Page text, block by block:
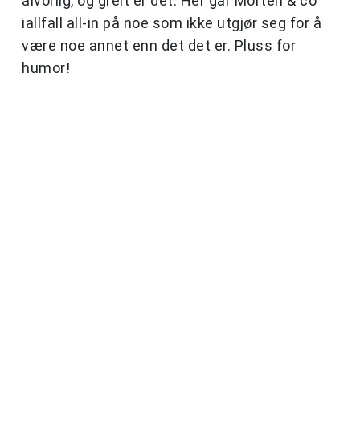
iallfall all-in på noe som ikke utgjør seg for å
være noe annet enn det det er. Pluss for
humor!